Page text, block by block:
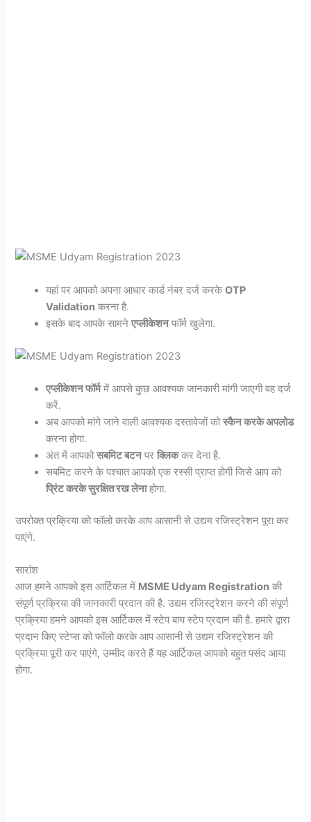
यहां पर आपको अपना आधार कार्ड नंबर दर्ज करकेOTP
Validation करना है.
इसके बाद आपके सामनेएप्लीकेशनफॉर्म खुलेगा.
एप्लीकेशन फॉर्ममें आपसे कुछ आवश्यक जानकारी मांगी जाएगी वह दर्ज
करें.
अब आपको मांगे जाने वाली आवश्यक दस्तावेजों कोस्कैन करके अपलोड
करना होगा.
अंत में आपकोसबमिट बटनपरक्लिककर देना है.
सबमिट करने के पश्चात आपको एक रस्सी प्राप्त होगी जिसे आप को
प्रिंट करके सुरक्षित रख लेनाहोगा.
उपरोक्त प्रक्रिया को फॉलो करके आप आसानी से उद्यम रजिस्ट्रेशन पूरा कर
पाएंगे.
सारांश
आज हमने आपको इस आर्टिकल में MSME Udyam Registration की
संपूर्ण प्रक्रिया की जानकारी प्रदान की है. उद्यम रजिस्ट्रेशन करने की संपूर्ण
प्रक्रिया हमने आपको इस आर्टिकल में स्टेप बाय स्टेप प्रदान की है. हमारे द्वारा
प्रदान किए स्टेप्स को फॉलो करके आप आसानी से उद्यम रजिस्ट्रेशन की
प्रक्रिया पूरी कर पाएंगे, उम्मीद करते हैं यह आर्टिकल आपको बहुत पसंद आया
होगा.